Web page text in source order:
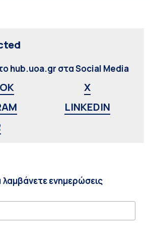
hub.uoa.gr στα Social Media
X
LINKEDIN
λαμβάνετε ενημερώσεις